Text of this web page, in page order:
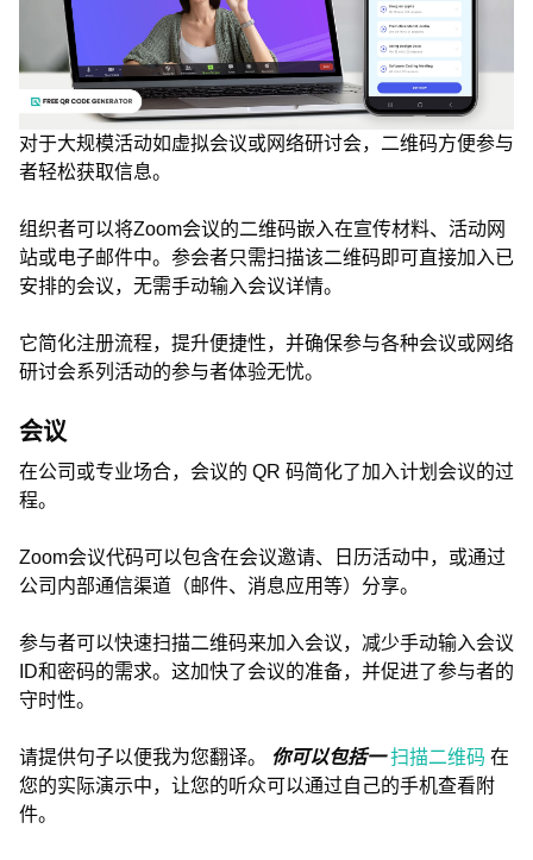
对于大规模活动如虚拟会议或网络研讨会，二维码方便参与
者轻松获取信息。
组织者可以将Zoom会议的二维码嵌入在宣传材料、活动网
站或电子邮件中。参会者只需扫描该二维码即可直接加入已
安排的会议，无需手动输入会议详情。
它简化注册流程，提升便捷性，并确保参与各种会议或网络
研讨会系列活动的参与者体验无忧。
会议
在公司或专业场合，会议的 QR 码简化了加入计划会议的过
程。
Zoom会议代码可以包含在会议邀请、日历活动中，或通过
公司内部通信渠道（邮件、消息应用等）分享。
参与者可以快速扫描二维码来加入会议，减少手动输入会议
ID和密码的需求。这加快了会议的准备，并促进了参与者的
守时性。
请提供句子以便我为您翻译。 你可以包括一扫描二维码 在
您的实际演示中，让您的听众可以通过自己的手机查看附
件。